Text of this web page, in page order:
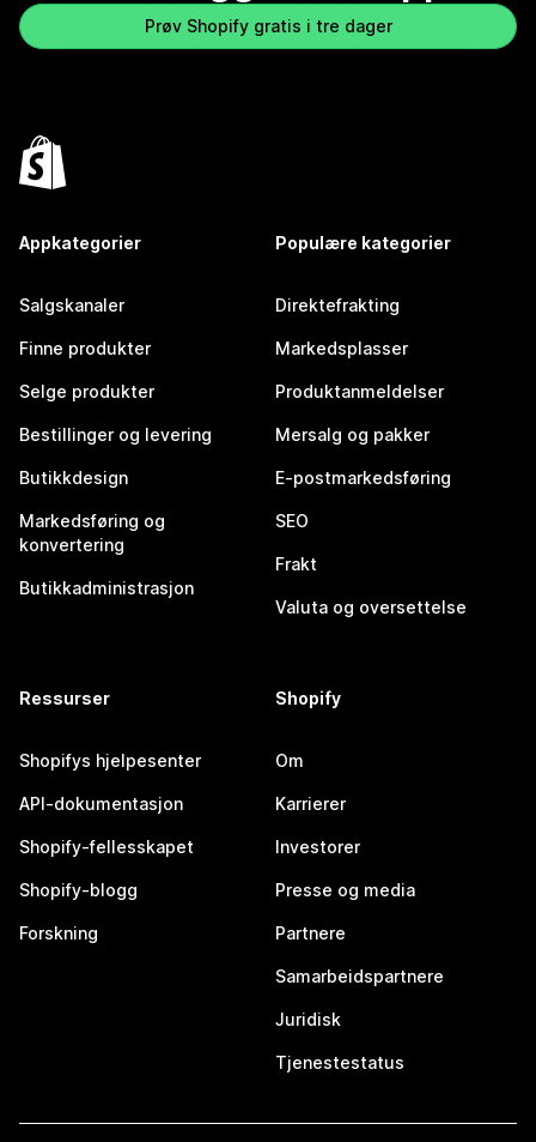
Prøv Shopify gratis i tre dager
Appkategorier
Salgskanaler
Finne produkter
Selge produkter
Bestillinger og levering
Butikkdesign
Markedsføring og
konvertering
Butikkadministrasjon
Populære kategorier
Direktefrakting
Markedsplasser
Produktanmeldelser
Mersalg og pakker
E-postmarkedsføring
SEO
Frakt
Valuta og oversettelse
Ressurser
Shopifys hjelpesenter
API-dokumentasjon
Shopify-fellesskapet
Shopify-blogg
Forskning
Shopify
Om
Karrierer
Investorer
Presse og media
Partnere
Samarbeidspartnere
Juridisk
Tjenestestatus